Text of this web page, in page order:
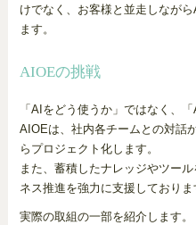
けでなく、お客様と並走しなが
ます。
AIOEの挑戦
「AIをどう使うか」ではなく、
AIOEは、社内各チームとの対話
らプロジェクト化します。
また、蓄積したナレッジやツー
ネス推進を強力に支援しておりま
実際の取組の一部を紹介します。